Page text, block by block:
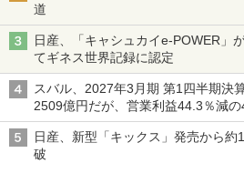
道
日産、「キャシュカイe-POWER」
てギネス世界記録に認定
スバル、2027年3月期 第1四半期決
2509億円だが、営業利益44.3％減の
の492億円で増収減益
日産、新型「キックス」発売から
破